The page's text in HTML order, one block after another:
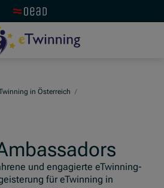
in Österreich /
und engagierte eTwinning-
für eTwinning in